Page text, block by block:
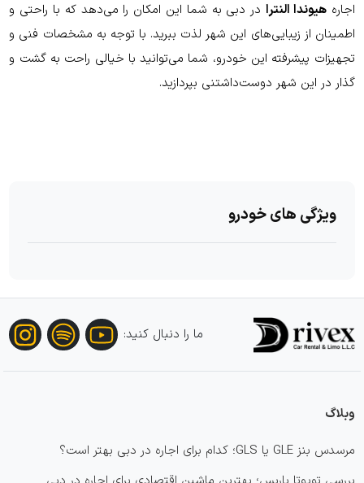
اجارههیوندا النترادر دبی به شما این امکان را می‌دهد که با راحتی و
اطمینان از زیبایی‌های این شهر لذت ببرید. با توجه به مشخصات فنی و
تجهیزات پیشرفته این خودرو، شما می‌توانید با خیالی راحت به گشت و
گذار در این شهر دوست‌داشتنی بپردازید.
ویژگی های خودرو
ما را دنبال کنید:
وبلاگ
مرسدس بنز GLE یا GLS؛ کدام برای اجاره در دبی بهتر است؟